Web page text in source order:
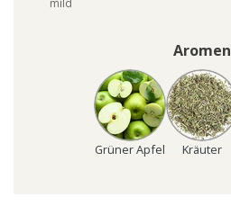
Aromen
Grüner Apfel Kräuter